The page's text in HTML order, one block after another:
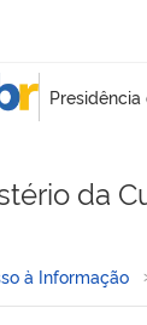
principal de
da
aqui:
à Informação